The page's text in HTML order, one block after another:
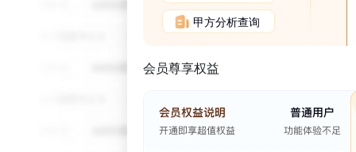
甲方分析查询
会员尊享权益